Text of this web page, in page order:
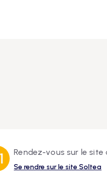
Rendez-vous sur le
Se rendre sur le site Soltea